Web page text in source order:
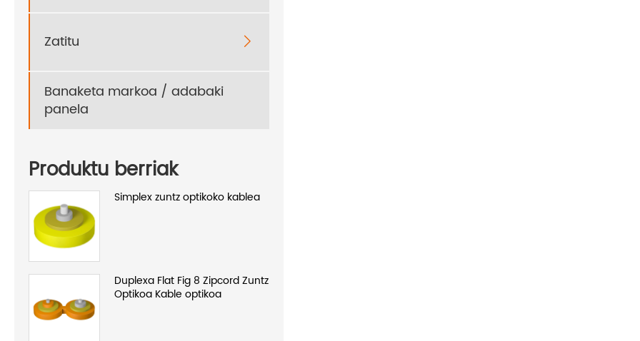
Zatitu 
Banaketa markoa / adabaki
panela
Produktu berriak
Simplex zuntz optikoko kablea
Duplexa Flat Fig 8 Zipcord Zuntz
Optikoa Kable optikoa